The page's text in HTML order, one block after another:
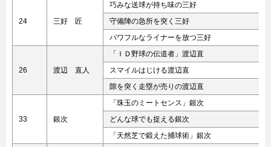
24 三好 匠
巧みな送球が持ち味の三好
守備陣の急所を突く三好
パワフルなライナーを放つ三好
26 渡辺 直人
「ＩＤ野球の伝道者」渡辺直
スマイルはじける渡辺直
隙を突く走塁が売りの渡辺直
33 銀次
「珠玉のミートセンス」銀次
どんな球でも捉える銀次
「天然芝で鍛えた捕球術」銀次